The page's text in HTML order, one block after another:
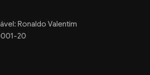
Ronaldo Valentim
20